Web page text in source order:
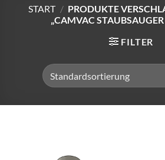
START / PRODUKTE
„CAMVAC
FILTER